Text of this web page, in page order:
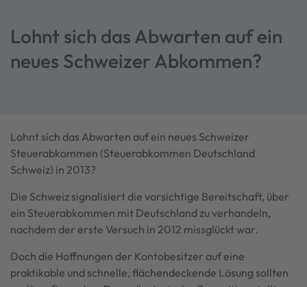
Lohnt sich das Abwarten auf ein
neues Schweizer Abkommen?
Lohnt sich das Abwarten auf ein neues Schweizer
Steuerabkommen (Steuerabkommen Deutschland
Schweiz) in 2013?
Die Schweiz signalisiert die vorsichtige Bereitschaft, über
ein Steuerabkommen mit Deutschland zu verhandeln,
nachdem der erste Versuch in 2012 missglückt war.
Doch die Hoffnungen der Kontobesitzer auf eine
praktikable und schnelle, flächendeckende Lösung sollten